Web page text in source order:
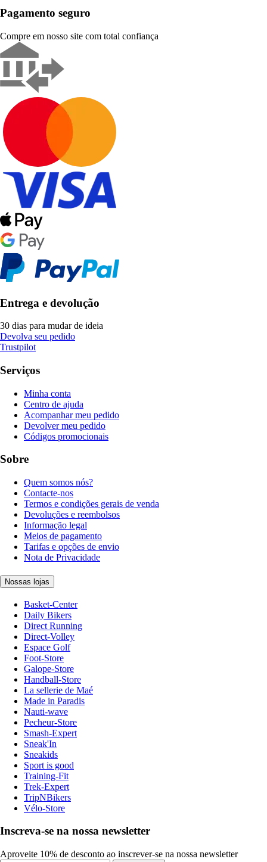
Pagamento seguro
Compre em nosso site com total confiança
Entrega e devolução
30 dias para mudar de ideia
Devolva seu pedido
Trustpilot
Serviços
Minha conta
Centro de ajuda
Acompanhar meu pedido
Devolver meu pedido
Códigos promocionais
Sobre
Quem somos nós?
Contacte-nos
Termos e condições gerais de venda
Devoluções e reembolsos
Informação legal
Meios de pagamento
Tarifas e opções de envio
Nota de Privacidade
Nossas lojas
Basket-Center
Daily Bikers
Direct Running
Direct-Volley
Espace Golf
Foot-Store
Galope-Store
Handball-Store
La sellerie de Maé
Made in Paradis
Nauti-wave
Pecheur-Store
Smash-Expert
Sneak'In
Sneakids
Sport is good
Training-Fit
Trek-Expert
TripNBikers
Vélo-Store
Inscreva-se na nossa newsletter
Aproveite 10% de desconto ao inscrever-se na nossa newsletter